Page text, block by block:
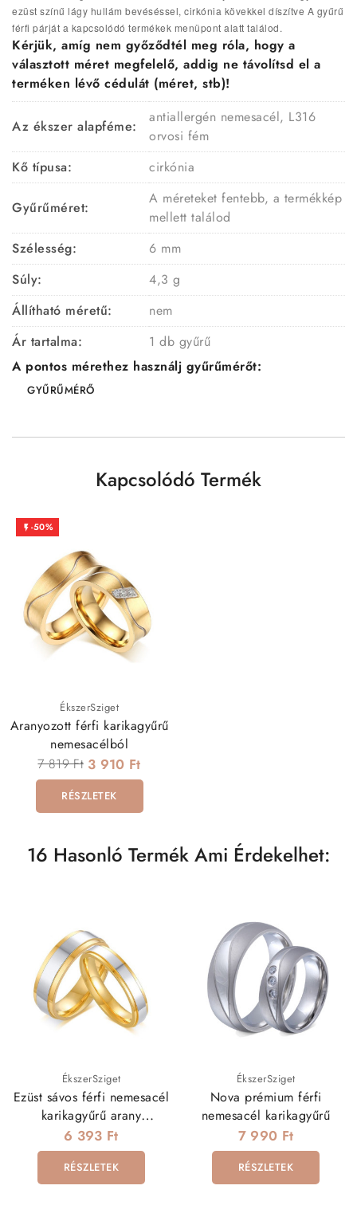
ezüst színű lágy hullám bevéséssel, cirkónia kövekkel díszítve A gyűrű
férfi párját a kapcsolódó termékek menüpont alatt találod.
Kérjük, amíg nem győződtél meg róla, hogy a
választott méret megfelelő, addig ne távolítsd el a
terméken lévő cédulát (méret, stb)!
Az ékszer alapféme:
antiallergén nemesacél, L316
orvosi fém
Kő típusa:
cirkónia
Gyűrűméret:
A méreteket fentebb, a termékkép
mellett találod
Szélesség:
6 mm
Súly:
4,3 g
Állítható méretű:
nem
Ár tartalma:
1 db gyűrű
A pontos mérethez használj gyűrűmérőt:
GYŰRŰMÉRŐ
Kapcsolódó Termék
 -50%
ÉkszerSziget
Aranyozott férfi karikagyűrű
nemesacélból
7 819 Ft 3 910 Ft
RÉSZLETEK
16 Hasonló Termék Ami Érdekelhet:
ÉkszerSziget
Ezüst sávos férfi nemesacél
karikagyűrű arany
bevonattal
6 393 Ft
RÉSZLETEK
ÉkszerSziget
Nova prémium férfi
nemesacél karikagyűrű
7 990 Ft
RÉSZLETEK